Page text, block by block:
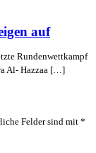
auf
Rundenwettkampf
Al- Hazzaa […]
Felder sind mit *